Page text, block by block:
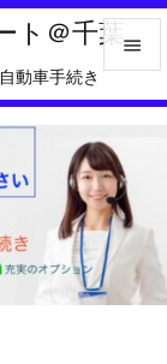
ト＠千葉
動車手続き



サイド


次へ
RSS Feedly